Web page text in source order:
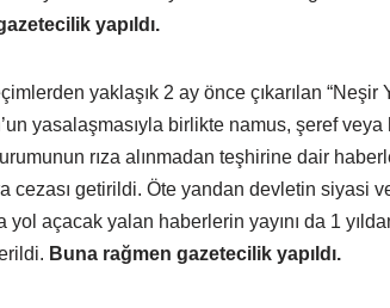
yapıldı.
yaklaşık 2 ay önce çıkarılan
yasalaşmasıyla birlikte namus, şeref veya
rıza alınmadan teşhirine dair
cezası getirildi. Öte yandan devletin siyasi
yol açacak yalan haberlerin yayını da 1
Buna rağmen gazetecilik yapıldı.